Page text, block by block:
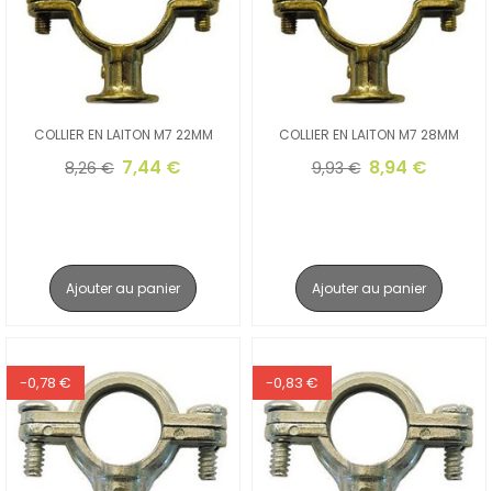
COLLIER EN LAITON M7 22MM
8,26 € 7,44 €
Ajouter au panier
COLLIER EN LAITON M7 28MM
9,93 € 8,94 €
Ajouter au panier
-0,78 € -0,83 €